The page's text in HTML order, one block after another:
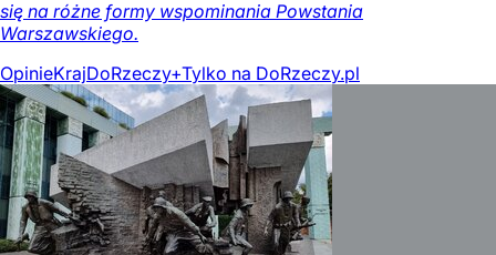
się na różne formy wspominania Powstania
Warszawskiego.
OpinieKrajDoRzeczy+Tylko na DoRzeczy.pl